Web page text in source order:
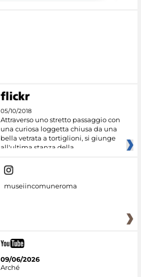
05/10/2018
Attraverso uno stretto passaggio con
una curiosa loggetta chiusa da una
bella vetrata a tortiglioni, si giunge
all'ultima stanza della
museiincomuneroma
09/06/2026
Arché